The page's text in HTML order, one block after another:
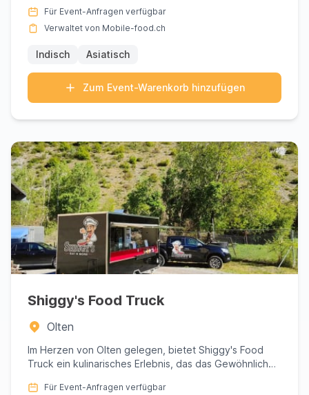
Für Event-Anfragen verfügbar
Verwaltet von Mobile-food.ch
Indisch Asiatisch
Zum Event-Warenkorb hinzufügen
Shiggy's Food Truck
Olten
Im Herzen von Olten gelegen, bietet Shiggy's Food
Truck ein kulinarisches Erlebnis, das das Gewöhnliche
Für Event-Anfragen verfügbar